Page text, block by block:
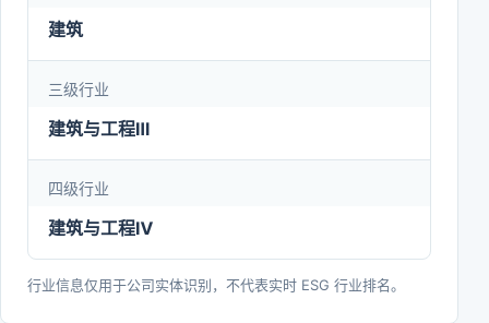
取得了丰硕成果。公司始终坚持以习近平新时代中国
特色社会主义思想为指导，深入学习贯彻党的二十大
精神，坚定捍卫“两个确立”、坚决做到“两个维护”，
坚决落实党中央决策部署，全面贯彻新发展理念，服
务构建新发展格局，弘扬“忠诚担当使命必达”的中国
建筑精神，践行“拓展幸福空间”的使命，秉承“品质保
障、价值创造”的核心价值观，发挥科技创新、产业
建筑
三级行业
建筑与工程Ⅲ
四级行业
建筑与工程Ⅳ
行业信息仅用于公司实体识别，不代表实时 ESG 行业排名。